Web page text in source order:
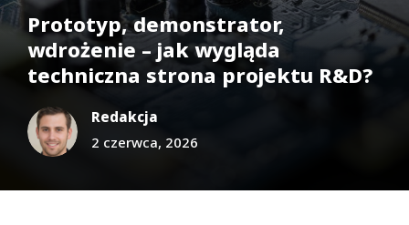
Prototyp, demonstrator,
wdrożenie – jak wygląda
techniczna strona projektu R&D?
Redakcja
2 czerwca, 2026